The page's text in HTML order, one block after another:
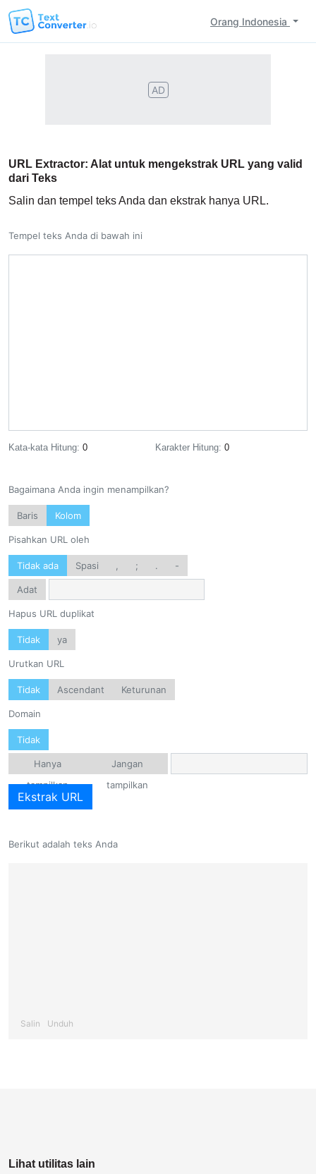
Orang Indonesia
AD
URL Extractor: Alat untuk mengekstrak URL yang valid
dari Teks
Salin dan tempel teks Anda dan ekstrak hanya URL.
Tempel teks Anda di bawah ini
Kata-kata Hitung: 0 Karakter Hitung: 0
Berikut adalah teks Anda
Salin Unduh
Bagaimana Anda ingin menampilkan?
Baris Kolom
Pisahkan URL oleh
Tidak ada Spasi ; . -
Adat
Hapus URL duplikat
Tidak ya
Urutkan URL
Tidak Ascendant Keturunan
Domain
Tidak
Hanya
tampilkan
Jangan
tampilkan
Ekstrak URL
Lihat utilitas lain